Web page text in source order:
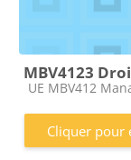
MBV4123
Catégorie de
UE MBV412
Cliquer pour